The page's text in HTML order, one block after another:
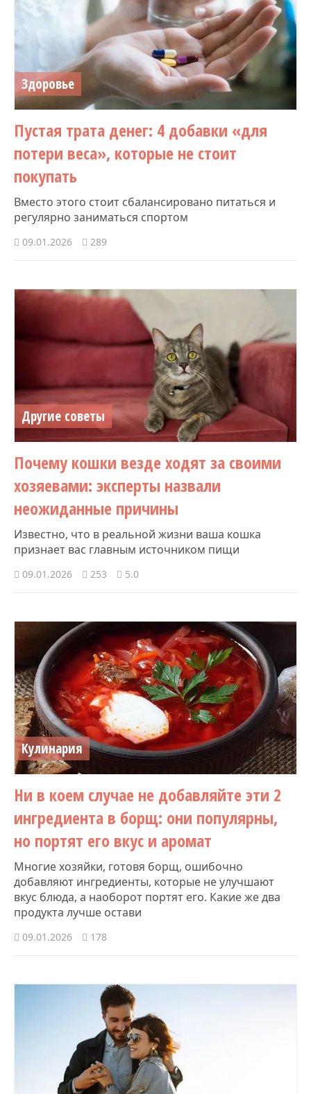
Здоровье
Пустая трата денег: 4 добавки «для
потери веса», которые не стоит
покупать
Вместо этого стоит сбалансировано питаться и
регулярно заниматься спортом
09.01.2026 289
Другие советы
Почему кошки везде ходят за своими
хозяевами: эксперты назвали
неожиданные причины
Известно, что в реальной жизни ваша кошка
признает вас главным источником пищи
09.01.2026 253 5.0
Кулинария
Ни в коем случае не добавляйте эти 2
ингредиента в борщ: они популярны,
но портят его вкус и аромат
Многие хозяйки, готовя борщ, ошибочно
добавляют ингредиенты, которые не улучшают
вкус блюда, а наоборот портят его. Какие же два
продукта лучше остави
09.01.2026 178